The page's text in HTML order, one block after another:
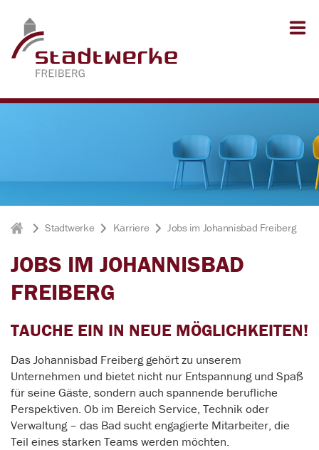
Stadtwerke Freiberg
Stadtwerke Karriere Jobs im Johannisbad Freiberg
JOBS IM JOHANNISBAD
FREIBERG
TAUCHE EIN IN NEUE MÖGLICHKEITEN!
Das Johannisbad Freiberg gehört zu unserem
Unternehmen und bietet nicht nur Entspannung und Spaß
für seine Gäste, sondern auch spannende berufliche
Perspektiven. Ob im Bereich Service, Technik oder
Verwaltung – das Bad sucht engagierte Mitarbeiter, die
Teil eines starken Teams werden möchten.